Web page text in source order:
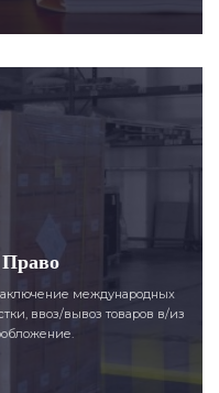
международных
ввоз/вывоз товаров в/из